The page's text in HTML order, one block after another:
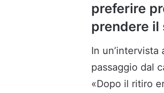
preferire
prendere il
In un’intervista
passaggio dal
«Dopo il ritiro